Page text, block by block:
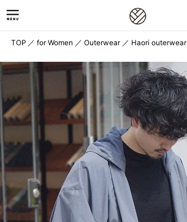
TOP ／ for Women ／ Outerwear ／ Haori outerwear